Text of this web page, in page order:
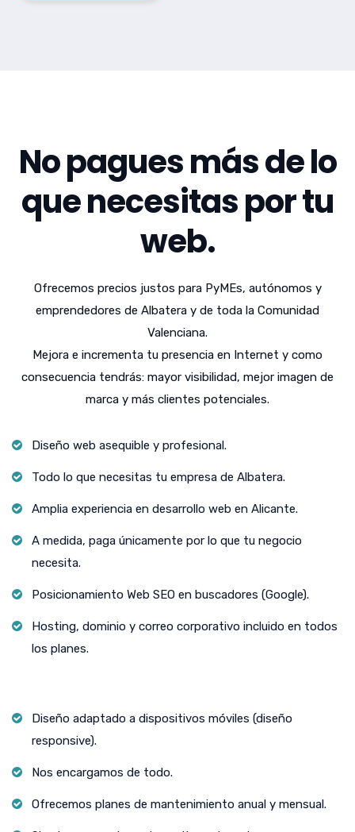
No pagues más de lo
que necesitas por tu
web.
Ofrecemos precios justos para PyMEs, autónomos y
emprendedores de Albatera y de toda la Comunidad
Valenciana.
Mejora e incrementa tu presencia en Internet y como
consecuencia tendrás: mayor visibilidad, mejor imagen de
marca y más clientes potenciales.
Diseño web asequible y profesional.
Todo lo que necesitas tu empresa de Albatera.
Amplia experiencia en desarrollo web en Alicante.
A medida, paga únicamente por lo que tu negocio
necesita.
Posicionamiento Web SEO en buscadores (Google).
Hosting, dominio y correo corporativo incluido en todos
los planes.
Diseño adaptado a dispositivos móviles (diseño
responsive).
Nos encargamos de todo.
Ofrecemos planes de mantenimiento anual y mensual.